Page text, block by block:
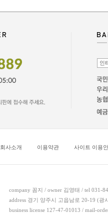
회사소개 이용약관 사이트 이용
company 꼼지 / owner 김영태 / tel 031-
address 경기 양주시 고읍남로 20-19 (광
business license 127-47-01013 / mail-